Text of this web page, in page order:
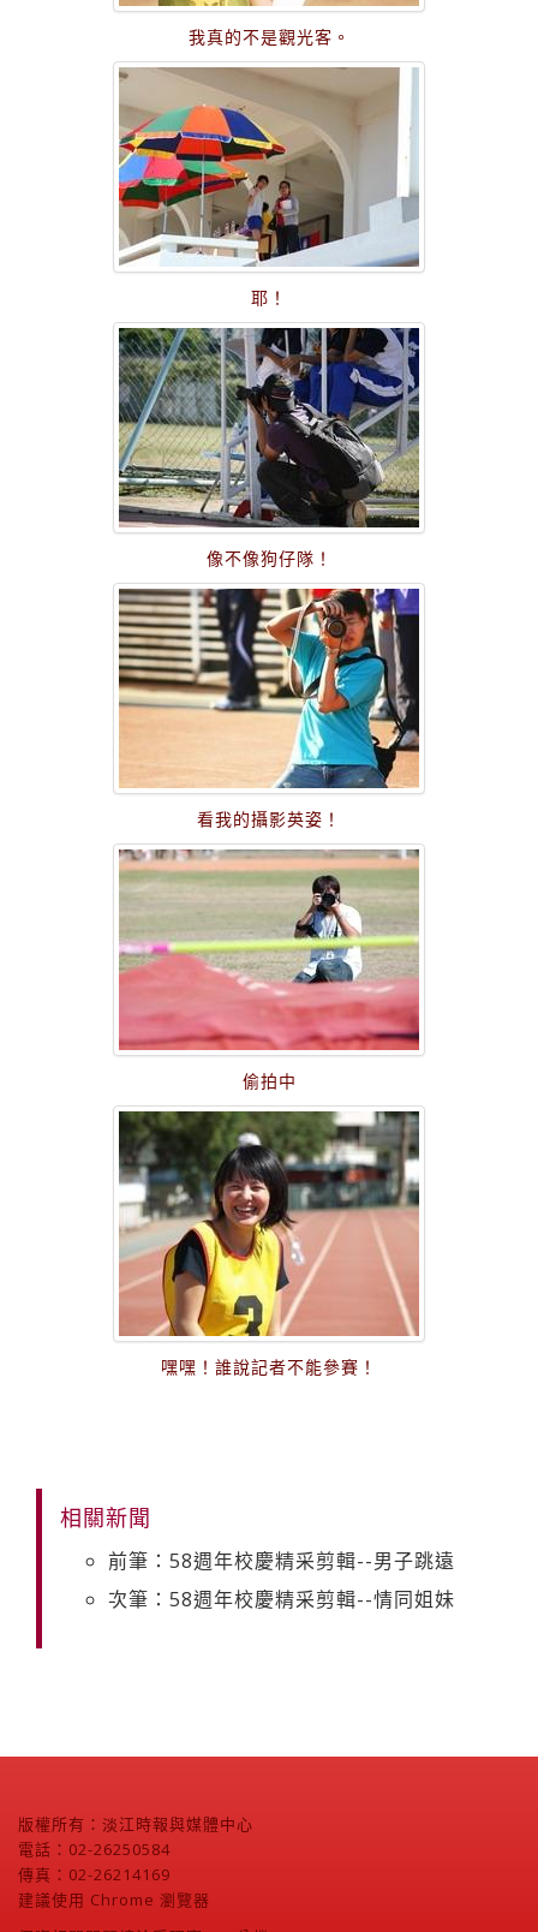
我真的不是觀光客。
耶！
像不像狗仔隊！
看我的攝影英姿！
偷拍中
嘿嘿！誰說記者不能參賽！
相關新聞
前筆：58週年校慶精采剪輯--男子跳遠
次筆：58週年校慶精采剪輯--情同姐妹
版權所有：淡江時報與媒體中心
電話：02-26250584
傳真：02-26214169
建議使用 Chrome 瀏覽器